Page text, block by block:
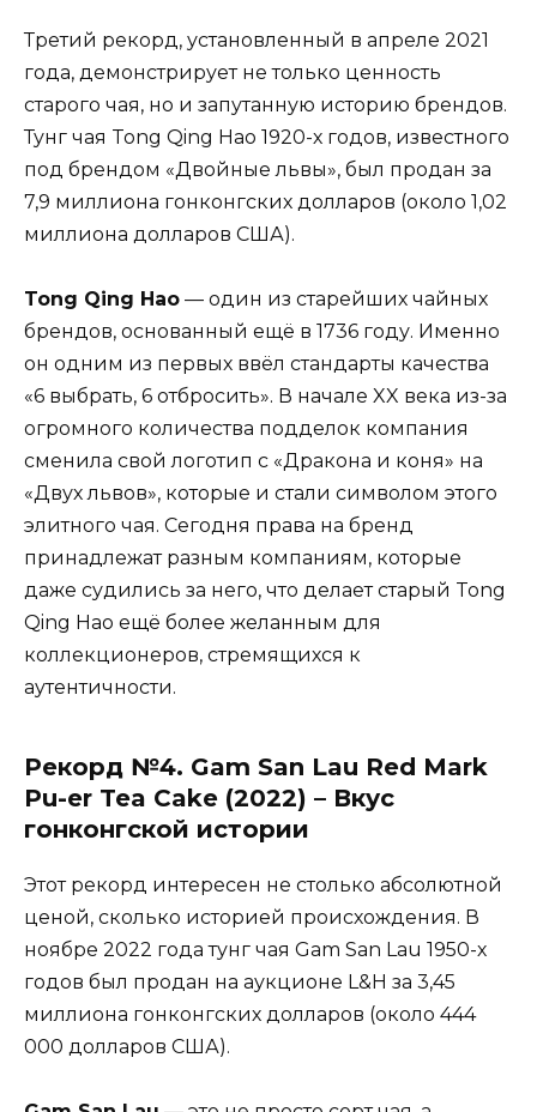
Третий рекорд, установленный в апреле 2021
года, демонстрирует не только ценность
старого чая, но и запутанную историю брендов.
Тунг чая Tong Qing Hao 1920-х годов, известного
под брендом «Двойные львы», был продан за
7,9 миллиона гонконгских долларов (около 1,02
миллиона долларов США).
Tong Qing Hao — один из старейших чайных
брендов, основанный ещё в 1736 году. Именно
он одним из первых ввёл стандарты качества
«6 выбрать, 6 отбросить». В начале XX века из-за
огромного количества подделок компания
сменила свой логотип с «Дракона и коня» на
«Двух львов», которые и стали символом этого
элитного чая. Сегодня права на бренд
принадлежат разным компаниям, которые
даже судились за него, что делает старый Tong
Qing Hao ещё более желанным для
коллекционеров, стремящихся к
аутентичности.
Рекорд №4. Gam San Lau Red Mark
Pu-er Tea Cake (2022) – Вкус
гонконгской истории
Этот рекорд интересен не столько абсолютной
ценой, сколько историей происхождения. В
ноябре 2022 года тунг чая Gam San Lau 1950-х
годов был продан на аукционе L&H за 3,45
миллиона гонконгских долларов (около 444
000 долларов США).